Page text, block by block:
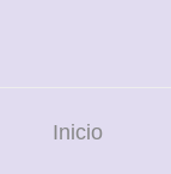
Inicio